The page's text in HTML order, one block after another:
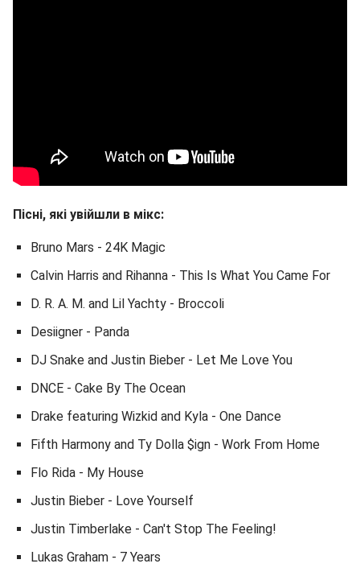
Пісні, які увійшли в мікс:
Bruno Mars - 24K Magic
Calvin Harris and Rihanna - This Is What You Came For
D. R. A. M. and Lil Yachty - Broccoli
Desiigner - Panda
DJ Snake and Justin Bieber - Let Me Love You
DNCE - Cake By The Ocean
Drake featuring Wizkid and Kyla - One Dance
Fifth Harmony and Ty Dolla $ign - Work From Home
Flo Rida - My House
Justin Bieber - Love Yourself
Justin Timberlake - Can't Stop The Feeling!
Lukas Graham - 7 Years